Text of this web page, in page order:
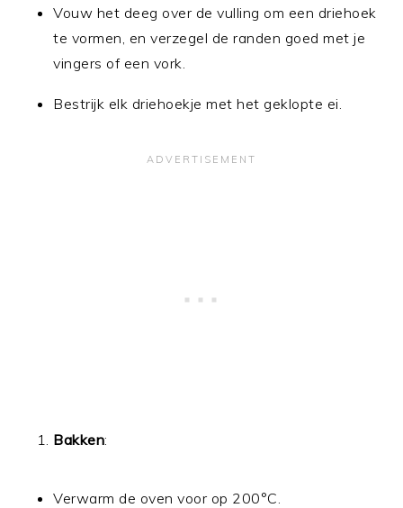
Vouw het deeg over de vulling om een driehoek
te vormen, en verzegel de randen goed met je
vingers of een vork.
Bestrijk elk driehoekje met het geklopte ei.
Bakken:
Verwarm de oven voor op 200°C.